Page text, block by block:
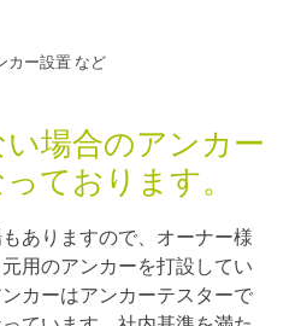
カー設置 など
場合のアンカー
ております。
ありますので、オーナー様
用のアンカーを打設してい
カーはアンカーテスターで